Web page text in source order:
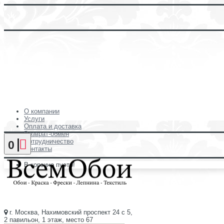
О компании
Услуги
Оплата и доставка
Возврат-обмен
Сотрудничество
Контакты
0
В корзине пусто!
г. Москва, Нахимовский проспект 24 с 5,
2 павильон, 1 этаж, место 67